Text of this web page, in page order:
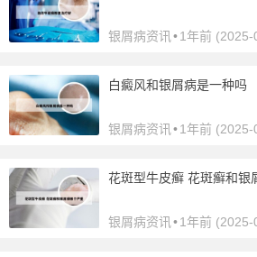
银屑病资讯 •1年前 (2025-
白癜风和银屑病是一种吗
银屑病资讯 •1年前 (2025-
花斑型牛皮癣 花斑癣和银
银屑病资讯 •1年前 (2025-